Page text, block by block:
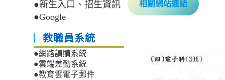
相關網站連結
●新生入口、招生資訊
●Google
教職員系統
●網路請購系統
●雲端差勤系統
●教育雲電子郵件